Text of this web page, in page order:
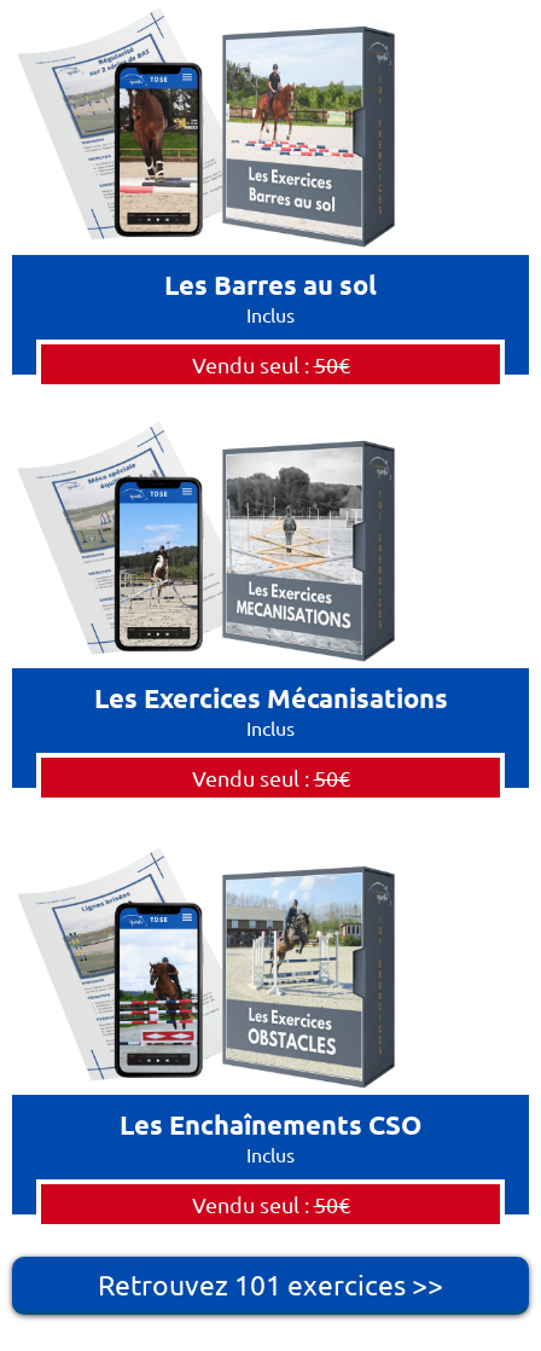
Les Barres au sol
Inclus
Vendu seul :50€
Les Exercices Mécanisations
Inclus
Vendu seul :50€
Les Enchaînements CSO
Inclus
Vendu seul :50€
Retrouvez 101 exercices >>